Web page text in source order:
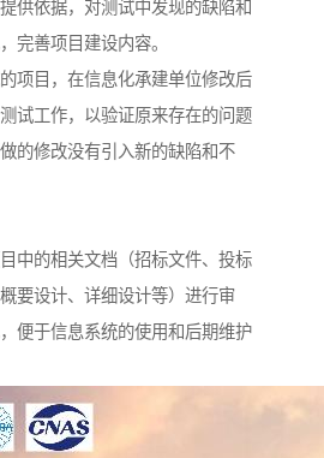
供依据，对测试中发现的缺陷和
完善项目建设内容。
项目，在信息化承建单位修改后
试工作，以验证原来存在的问题
的修改没有引入新的缺陷和不
中的相关文档（招标文件、投标
要设计、详细设计等）进行审
便于信息系统的使用和后期维护